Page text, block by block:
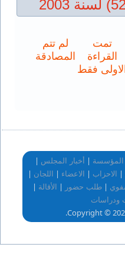
تمت
القراءة
فقط
لم تتم
المصادقة
المؤسسة | أخبار المجلس |
| الاحزاب | الاعضاء | اللجان |
|طلب حضور | الأقالة |
ودراسات
Copyright ©